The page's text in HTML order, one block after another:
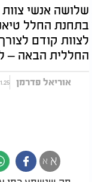
שלושה אנשי
בתחנת החלל
לצוות קודם
החללית הבאה –
אוריאל פדרמן 18.11.25
א א